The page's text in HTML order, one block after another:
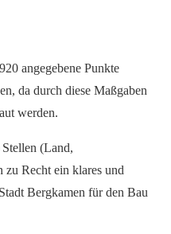
angegebene Punkte
da durch diese Maßgaben
werden.
(Land,
Recht ein klares und
Bergkamen für den Bau